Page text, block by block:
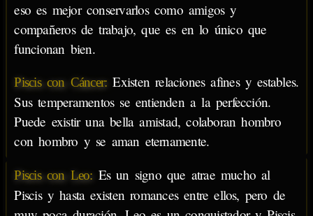
eso es mejor conservarlos como amigos y
compañeros de trabajo, que es en lo único que
funcionan bien.
Piscis con Cáncer: Existen relaciones afines y estables.
Sus temperamentos se entienden a la perfección.
Puede existir una bella amistad, colaboran hombro
con hombro y se aman eternamente.
Piscis con Leo: Es un signo que atrae mucho al
Piscis y hasta existen romances entre ellos, pero de